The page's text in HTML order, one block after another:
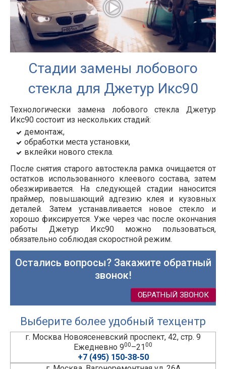
Стадии замены лобового
стекла для Джетур Икс90
Технологически замена лобового стекла Джетур
Икс90 состоит из нескольких стадий:
демонтаж,
обработки места установки,
вклейки нового стекла.
После снятия старого автостекла рамка очищается от
остатков использованного клеевого состава, затем
обезжиривается. На следующей стадии наносится
праймер, повышающий адгезию клея и кузовных
деталей. Затем устанавливается новое стекло и
хорошо фиксируется. Уже через час после окончания
работы Джетур Икс90можно пользоваться,
обязательно соблюдая скоростной режим.
Остались вопросы? Закажите обратный
звонок!
ОБРАТНЫЙ ЗВОНОК
Выберите более удобный техцентр
г. Москва Новоясеневский проспект, 42, стр. 9
Ежедневно 900–2100
+7 (495) 150-38-50